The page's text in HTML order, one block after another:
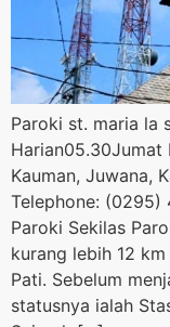
Paroki st. maria la
Harian05.30Jumat
Kauman, Juwana,
Telephone: (0295)
Paroki Sekilas
kurang lebih 12
Pati. Sebelum
statusnya ialah